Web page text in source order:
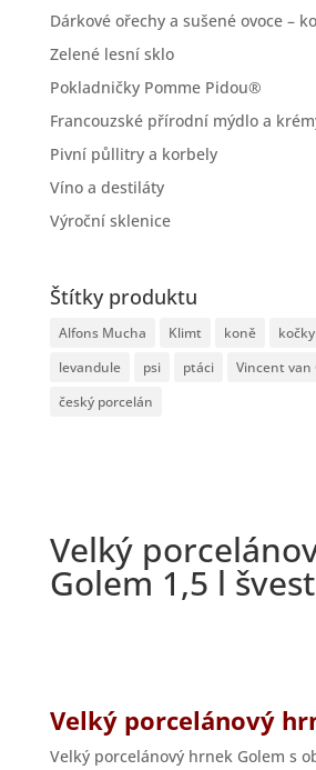
Dárkové ořechy a sušené ovoce –
Zelené lesní sklo
Pokladničky Pomme Pidou®
Francouzské přírodní mýdlo a
Pivní půllitry a korbely
Víno a destiláty
Výroční sklenice
Štítky produktu
Alfons Mucha Klimt koně kočky
levandule
psi ptáci Vincent van
český porcelán
Velký
Golem 1,5 l
Velký porcelánový
Velký porcelánový hrnek Golem s